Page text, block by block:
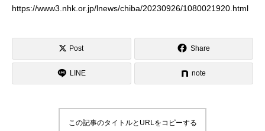
https://www3.nhk.or.jp/lnews/chiba/20230926/1080021920.html
Post Share
LINE note
この記事のタイトルとURLをコピーする